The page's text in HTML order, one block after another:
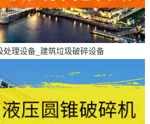
处理设备_建筑垃圾破碎设备